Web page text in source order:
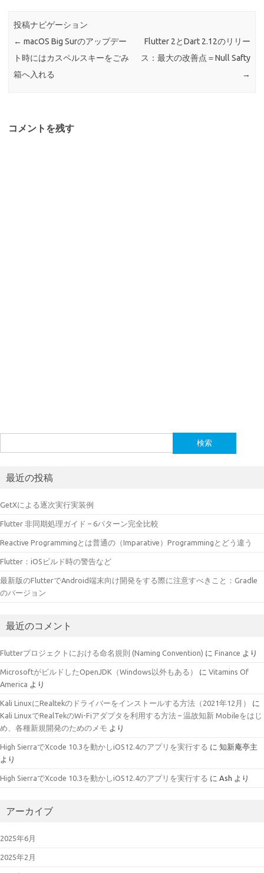
開
き
す
投稿ナビゲーション
← macOS Big Surのアップデー
ト時にはカスペルスキーをごみ
箱へ入れる
Flutter 2とDart 2.12のリリー
ス：最大の改善点＝Null Safty
→
コメントを残す
索:
最近の投稿
GetXによる逐次実行実装例
Flutter 非同期処理ガイド – 6パターン完全比較
Reactive Programmingとは普通の（Imparative）Programmingとどう違う
Flutter：iOSビルド時の警告など
最新版のFlutterでAndroid端末向け開発をする際に注意すべきこと：Gradle
のバージョン
最近のコメント
Flutterプロジェクトにおける命名規則 (Naming Convention) に Finance より
MicrosoftがビルドしたOpenJDK（Windows以外もある） に Vitamins Of
America より
Kali LinuxにRealtekのドライバーをインストールする方法（2021年12月）
に
Kali LinuxでRealTekのWi-Fiアダプタを利用する方法 – 温故知新 Mobileをはじ
め、各種新規開発のためのメモ より
High SierraでXcode 10.3を動かしiOS12.4のアプリを実行する に 知新庵亭主
より
High SierraでXcode 10.3を動かしiOS12.4のアプリを実行する に Ash より
アーカイブ
2025年6月
2025年2月